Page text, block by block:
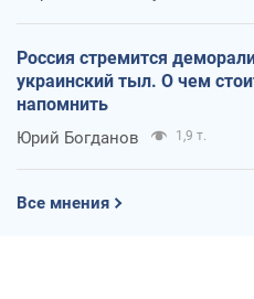
Россия стремится
украинский тыл. О чем
напомнить
Юрий Богданов 1,9 т.
Все мнения